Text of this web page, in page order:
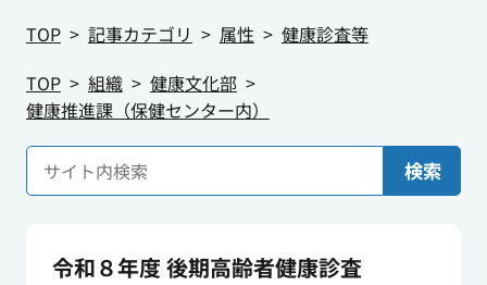
TOP
記事カテゴリ 属性
健康診査等
TOP
組織
健康文化部
健康推進課（保健センター内）
検索
令和８年度 後期高齢者健康診査